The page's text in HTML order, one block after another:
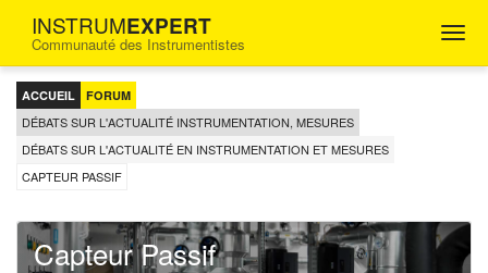
INSTRUMEXPERT
Communauté des Instrumentistes
FORUM
D'ENTRAIDE
POUR
LES
INGÉNIEURS
INSTRUMENTISTES
ACCUEIL FORUM
DÉBATS SUR L'ACTUALITÉ INSTRUMENTATION, MESURES
DÉBATS SUR L'ACTUALITÉ EN INSTRUMENTATION ET MESURES
CAPTEUR PASSIF
Capteur Passif